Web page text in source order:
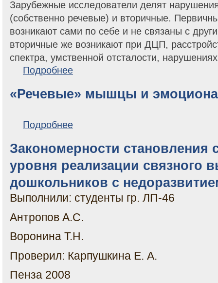
Зарубежные исследователи делят
(собственно речевые) и вторичные.
возникают сами по себе и не связаны с
вторичные же возникают при ДЦП,
спектра, умственной отсталости,
Подробнее
«Речевые» мышцы и
Подробнее
Закономерности становления
уровня реализации связного
дошкольников с
Выполнили: студенты гр. ЛП-46
Антропов А.С.
Воронина Т.Н.
Проверил: Карпушкина Е. А.
Пенза 2008